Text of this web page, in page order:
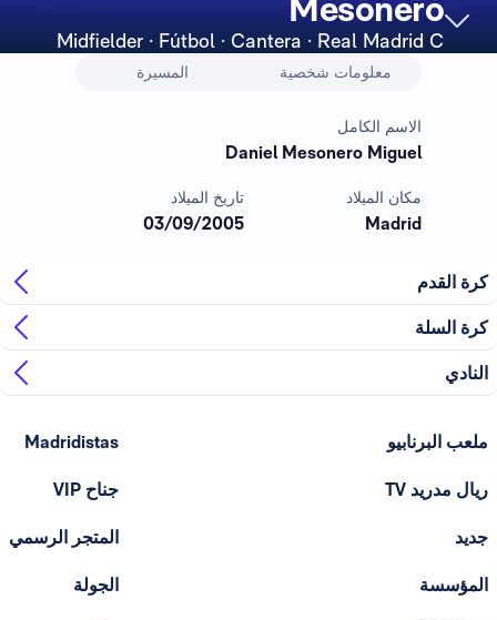
Mesonero
Midfielder · Fútbol · Cantera · Real Madrid C
معلومات شخصية المسيرة
الاسم الكامل
Daniel Mesonero Miguel
مكان الميلاد
Madrid
تاريخ الميلاد
03/09/2005
كرة القدم
كرة السلة
النادي
ملعب البرنابيو
ريال مدريد TV
جديد
المؤسسة
Madridistas
جناح VIP
المتجر الرسمي
الجولة